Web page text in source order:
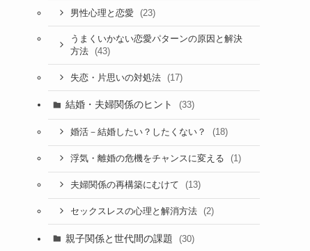
男性心理と恋愛 (23)
うまくいかない恋愛パターンの原因と解決
方法
(43)
失恋・片思いの対処法 (17)
結婚・夫婦関係のヒント (33)
婚活－結婚したい？したくない？ (18)
浮気・離婚の危機をチャンスに変える (1)
夫婦関係の再構築にむけて (13)
セックスレスの心理と解消方法 (2)
親子関係と世代間の課題 (30)